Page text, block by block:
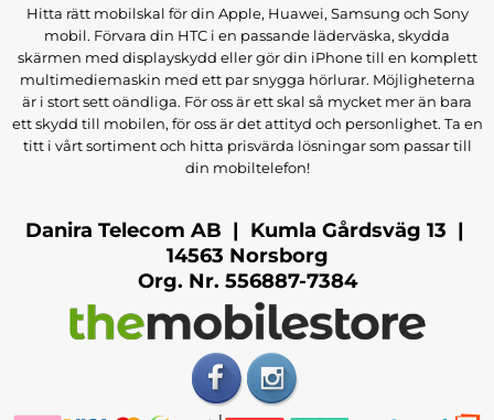
Hitta rätt mobilskal för din Apple, Huawei, Samsung och Sony
mobil. Förvara din HTC i en passande läderväska, skydda
skärmen med displayskydd eller gör din iPhone till en komplett
multimediemaskin med ett par snygga hörlurar. Möjligheterna
är i stort sett oändliga. För oss är ett skal så mycket mer än bara
ett skydd till mobilen, för oss är det attityd och personlighet. Ta en
titt i vårt sortiment och hitta prisvärda lösningar som passar till
din mobiltelefon!
Danira Telecom AB | Kumla Gårdsväg 13 |
14563 Norsborg
Org. Nr. 556887-7384